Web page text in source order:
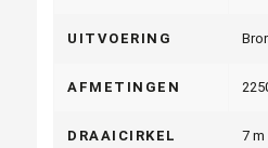
UITVOERING
AFMETINGEN
DRAAICIRKEL 7 m